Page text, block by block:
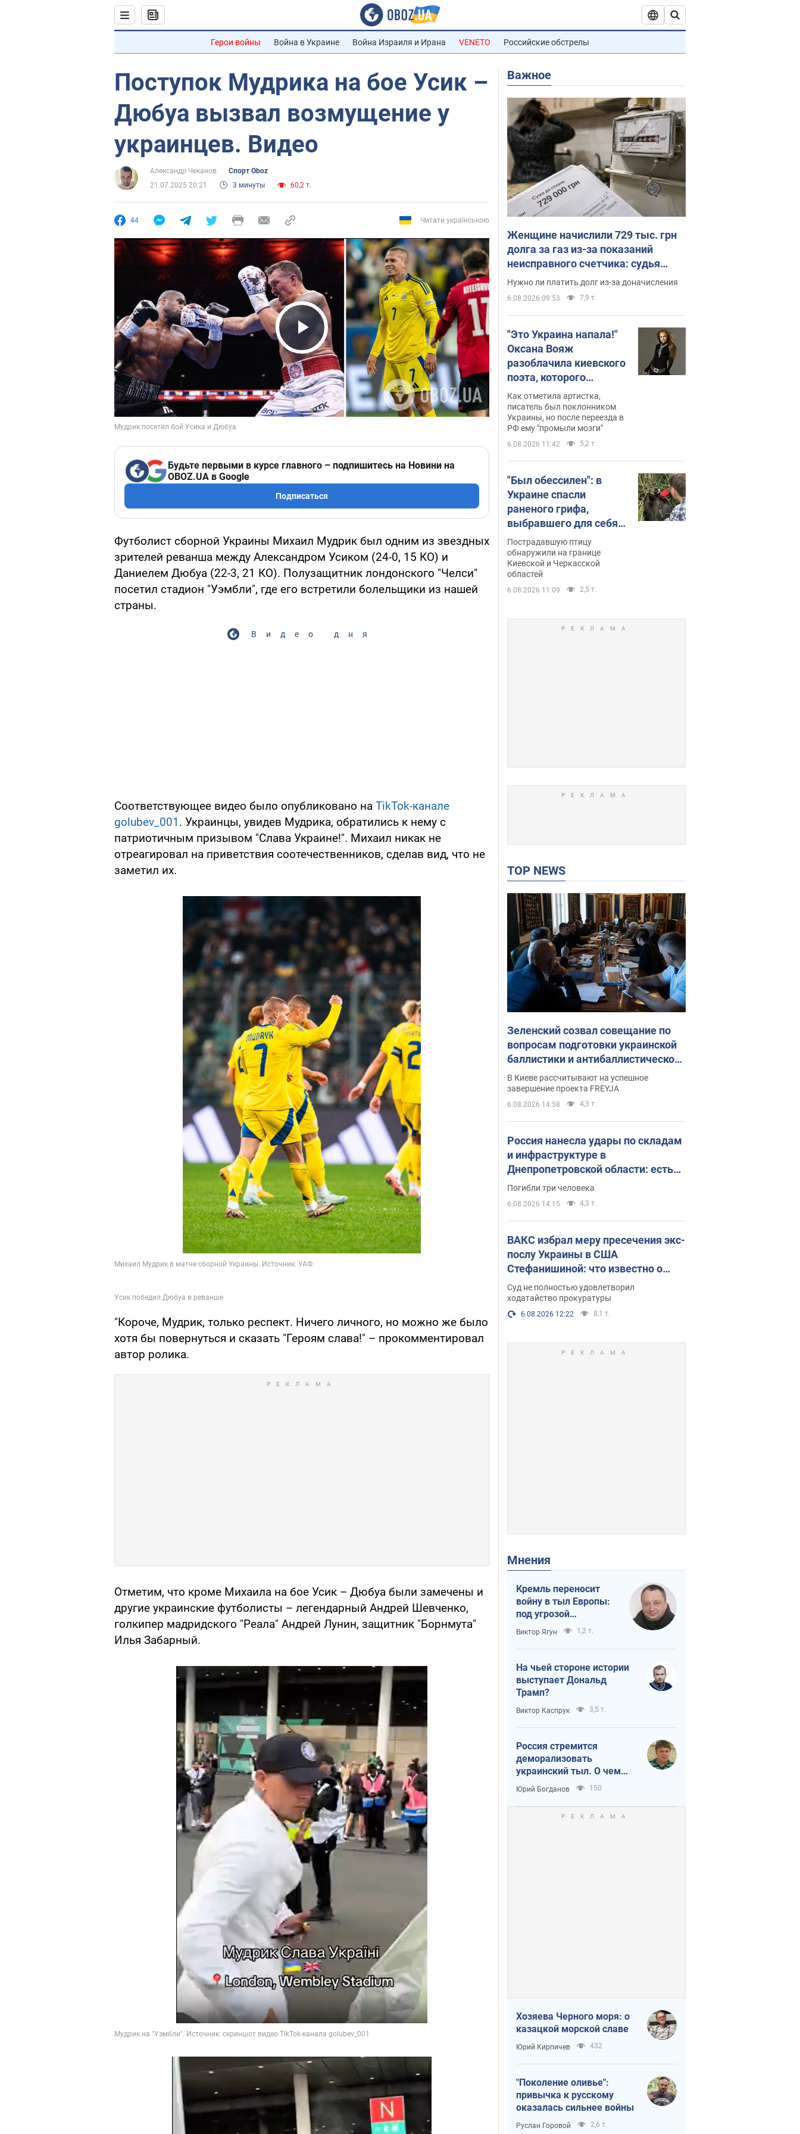
Герои войны Война в Украине Война Израиля и Ирана VENETO Российские обстрелы
Поступок Мудрика на бое Усик –
Дюбуа вызвал возмущение у
украинцев. Видео
Александр Чеканов
Спорт Oboz
21.07.2025 20:21
3 минуты 60,2 т.
44 Читати українською
Play Video
Будьте первыми в курсе главного – подпишитесь на Новини на
OBOZ.UA в Google
Подписаться
Футболист сборной Украины Михаил Мудрик был одним из звездных
зрителей реванша между Александром Усиком (24-0, 15 КО) и
Даниелем Дюбуа (22-3, 21 КО). Полузащитник лондонского "Челси"
посетил стадион "Уэмбли", где его встретили болельщики из нашей
страны.
Видео дня
Соответствующее видео было опубликовано на TikTok-канале
golubev_001 . Украинцы, увидев Мудрика, обратились к нему с
патриотичным призывом "Слава Украине!". Михаил никак не
отреагировал на приветствия соотечественников, сделав вид, что не
заметил их.
"Короче, Мудрик, только респект. Ничего личного, но можно же было
хотя бы повернуться и сказать "Героям слава!" – прокомментировал
автор ролика.
Отметим, что кроме Михаила на бое Усик – Дюбуа были замечены и
другие украинские футболисты – легендарный Андрей Шевченко,
голкипер мадридского "Реала" Андрей Лунин, защитник "Борнмута"
Илья Забарный.
Важное
Женщине начислили 729 тыс. грн
долга за газ из-за показаний
неисправного счетчика: судья
вынес неожиданное решение
Нужно ли платить долг из-за доначисления
6.08.2026 09:53 7,9 т.
"Это Украина напала!"
Оксана Вояж
разоблачила киевского
поэта, которого
"зазомбировали": он
даже русского не знал,
а теперь хочет
геноцида украинцев
Как отметила артистка,
писатель был поклонником
Украины, но после переезда в
РФ ему "промыли мозги"
6.08.2026 11:42 5,2 т.
"Был обессилен": в
Украине спасли
раненого грифа,
выбравшего для себя
нетипичный маршрут.
Фото
Пострадавшую птицу
обнаружили на границе
Киевской и Черкасской
областей
6.08.2026 11:09 2,5 т.
TOP NEWS
Зеленский созвал совещание по
вопросам подготовки украинской
баллистики и антибаллистической
программы FREYJA: какие
решения готовятся
В Киеве рассчитывают на успешное
завершение проекта FREYJA
6.08.2026 14:58 4,3 т.
Россия нанесла удары по складам
и инфраструктуре в
Днепропетровской области: есть
погибшие и раненые. Фото
Погибли три человека
6.08.2026 14:15 4,3 т.
ВАКС избрал меру пресечения экс-
послу Украины в США
Стефанишиной: что известно о
деле
Суд не полностью удовлетворил
ходатайство прокуратуры
6.08.2026 12:22 8,1 т.
Мнения
Кремль переносит
войну в тыл Европы:
под угрозой
критическая
логистика
Виктор Ягун 1,2 т.
На чьей стороне истории
выступает Дональд
Трамп?
Виктор Каспрук 3,5 т.
Россия стремится
деморализовать
украинский тыл. О чем
стоит себе напомнить
Юрий Богданов 150
Хозяева Черного моря: о
казацкой морской славе
Юрий Кирпичев 432
"Поколение оливье":
привычка к русскому
оказалась сильнее войны
Руслан Горовой 2,6 т.